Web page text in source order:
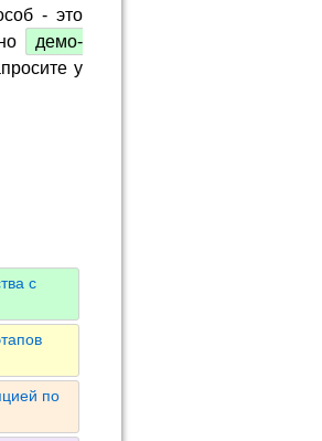
- это
демо-
у
с
по